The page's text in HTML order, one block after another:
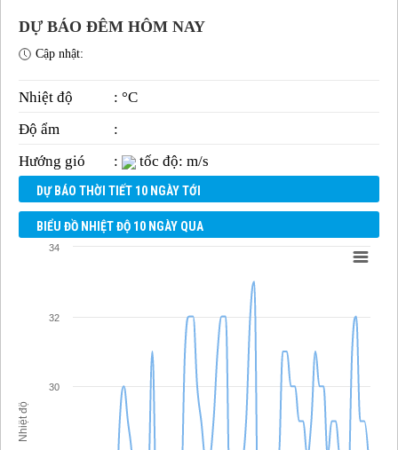
DỰ BÁO ĐÊM HÔM NAY
Cập nhật:
Nhiệt độ
: °C
Độ ẩm
:
Hướng gió
: tốc độ: m/s
DỰ BÁO THỜI TIẾT 10 NGÀY TỚI
BIỂU ĐỒ NHIỆT ĐỘ 10 NGÀY QUA
Nhiệt độ
30
32
34